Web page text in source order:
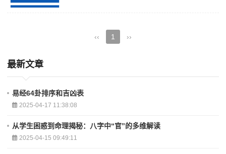
‹‹ 1 ››
最新文章
易经64卦排序和吉凶表
2025-04-17 11:38:08
从学生困惑到命理揭秘：八字中“官”的多维解读
2025-04-15 09:49:11